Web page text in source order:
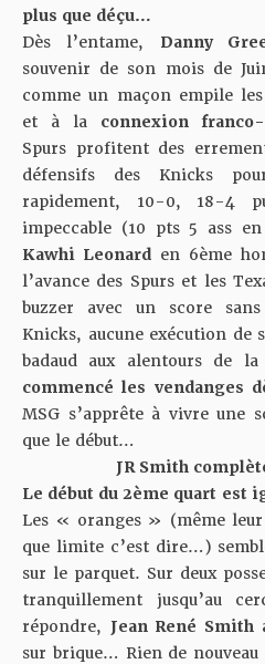
plus que déçu…
Dès l’entame, Danny
souvenir de son mois de
comme un maçon empile
et à la connexion
Spurs profitent des
défensifs des Knicks
rapidement, 10-0, 18-4
impeccable (10 pts 5 ass
Kawhi Leonard en 6ème
l’avance des Spurs et les
buzzer avec un score
Knicks, aucune exécution de
badaud aux alentours de
commencé les vendanges
MSG s’apprête à vivre une
que le début…
JR Smith
Le début du 2ème quart est
Les « oranges » (même
que limite c’est dire…)
sur le parquet. Sur deux
tranquillement jusqu’au
répondre, Jean René Smith
sur brique… Rien de